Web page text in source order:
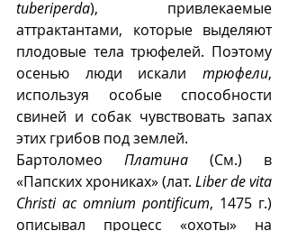
tuberiperda), привлекаемые
аттрактантами, которые выделяют
плодовые тела трюфелей. Поэтому
осенью люди искали трюфели,
используя особые способности
свиней и собак чувствовать запах
этих грибов под землей.
Бартоломео Платина (См.) в
«Папских хрониках» (лат. Liber de vita
Christi ac omnium pontificum, 1475 г.)